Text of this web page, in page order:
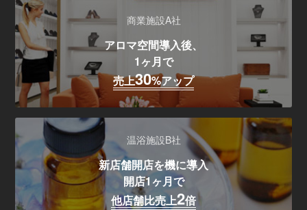
商業施設A社
アロマ空間導入後、
1ヶ月で
売上30%アップ
温浴施設B社
新店舗開店を機に導入
開店1ヶ月で
他店舗比売上2倍